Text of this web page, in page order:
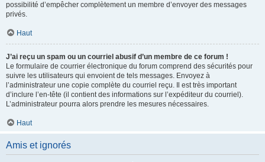
possibilité d’empêcher complètement un membre d’envoyer des messages
privés.
Haut
J’ai reçu un spam ou un courriel abusif d’un membre de ce forum !
Le formulaire de courrier électronique du forum comprend des sécurités pour
suivre les utilisateurs qui envoient de tels messages. Envoyez à
l’administrateur une copie complète du courriel reçu. Il est très important
d’inclure l’en-tête (il contient des informations sur l’expéditeur du courriel).
L’administrateur pourra alors prendre les mesures nécessaires.
Haut
Amis et ignorés